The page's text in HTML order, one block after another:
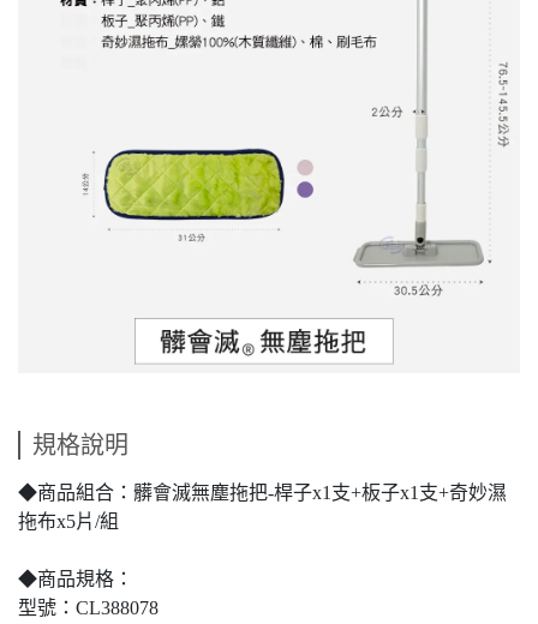
規格說明
◆商品組合：髒會滅無塵拖把-桿子x1支+板子x1支+奇妙濕
拖布x5片/組
◆商品規格：
型號：CL388078